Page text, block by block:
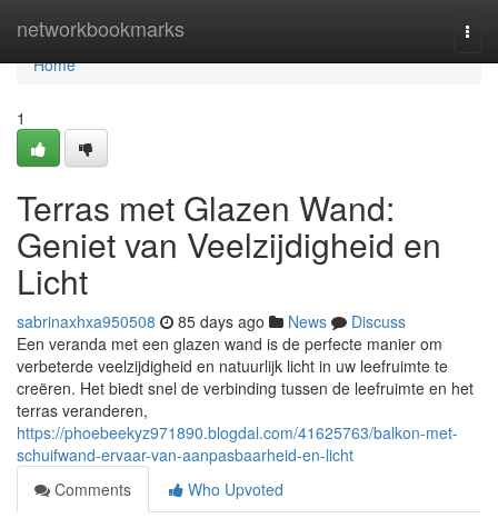
networkbookmarks
Home
Home
1
Terras met Glazen Wand:
Geniet van Veelzijdigheid en
Licht
sabrinaxhxa950508 85 days ago News
Discuss
Een veranda met een glazen wand is de perfecte manier om
verbeterde veelzijdigheid en natuurlijk licht in uw leefruimte te
creëren. Het biedt snel de verbinding tussen de leefruimte en het
terras veranderen,
https://phoebeekyz971890.blogdal.com/41625763/balkon-met-
schuifwand-ervaar-van-aanpasbaarheid-en-licht
Comments
Who Upvoted